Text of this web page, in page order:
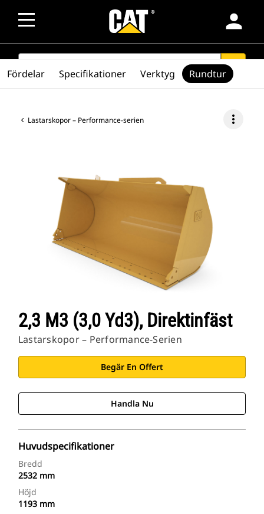
person
SEARCH search
Lastarskopor – Performance-serien more_vert
2,3 M3 (3,0 Yd3), Direktinfäst
Lastarskopor – Performance-Serien
Begär En Offert
Handla Nu
Huvudspecifikationer
Bredd
2532 mm
Höjd
1193 mm
Fördelar Specifikationer Verktyg Rundtur